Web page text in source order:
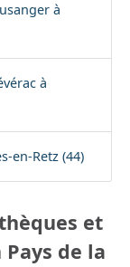
à
à
en-Retz (44)
et
de la